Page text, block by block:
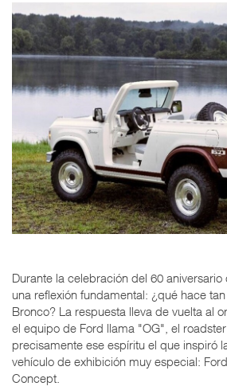
Durante la celebración del 60
una reflexión fundamental: ¿qué hace
Bronco? La respuesta lleva de vuelta al
el equipo de Ford llama "OG", el
precisamente ese espíritu el que inspiró
vehículo de exhibición muy especial:
Concept.